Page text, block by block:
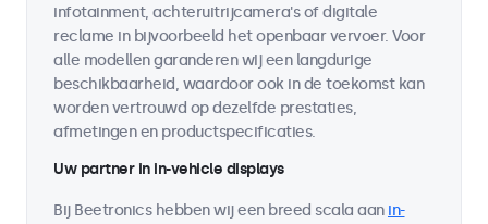
infotainment, achteruitrijcamera's of digitale
reclame in bijvoorbeeld het openbaar vervoer. Voor
alle modellen garanderen wij een langdurige
beschikbaarheid, waardoor ook in de toekomst kan
worden vertrouwd op dezelfde prestaties,
afmetingen en productspecificaties.
Uw partner in in-vehicle displays
Bij Beetronics hebben wij een breed scala aan in-